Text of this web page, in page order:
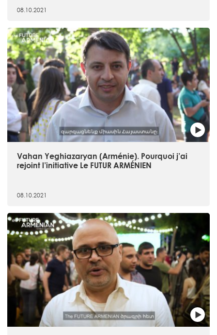
08.10.2021
Vahan Yeghiazaryan (Arménie). Pourquoi j’ai
rejoint l’initiative Le FUTUR ARMÉNIEN
08.10.2021